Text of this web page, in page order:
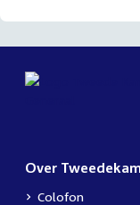
Over
Colofon